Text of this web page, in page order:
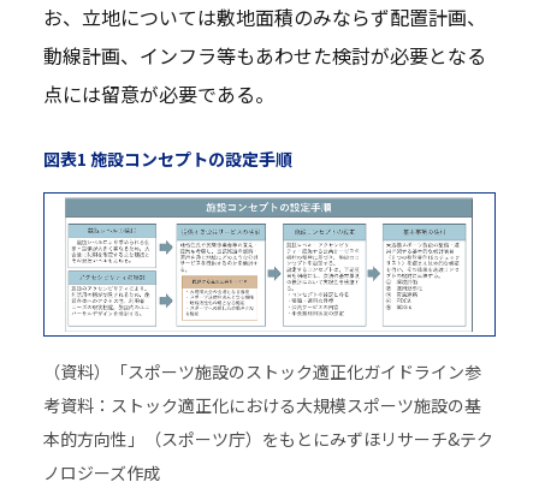
お、立地については敷地面積のみならず配置計画、
動線計画、インフラ等もあわせた検討が必要となる
点には留意が必要である。
図表1 施設コンセプトの設定手順
（資料）「スポーツ施設のストック適正化ガイドライン参
考資料：ストック適正化における大規模スポーツ施設の基
本的方向性」（スポーツ庁）をもとにみずほリサーチ&テク
ノロジーズ作成